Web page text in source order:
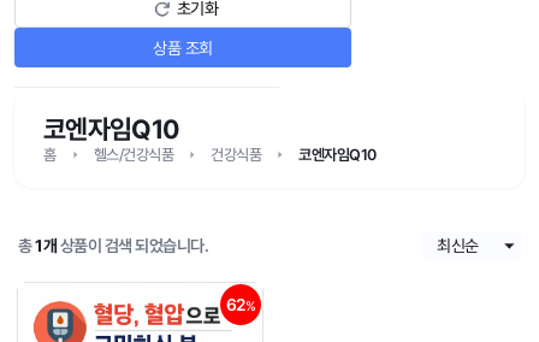
초기화
상품 조회
코엔자임Q10
홈 헬스/건강식품 건강식품 코엔자임Q10
총1개 상품이 검색 되었습니다.
62%